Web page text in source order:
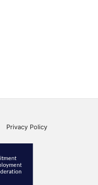
Privacy Policy